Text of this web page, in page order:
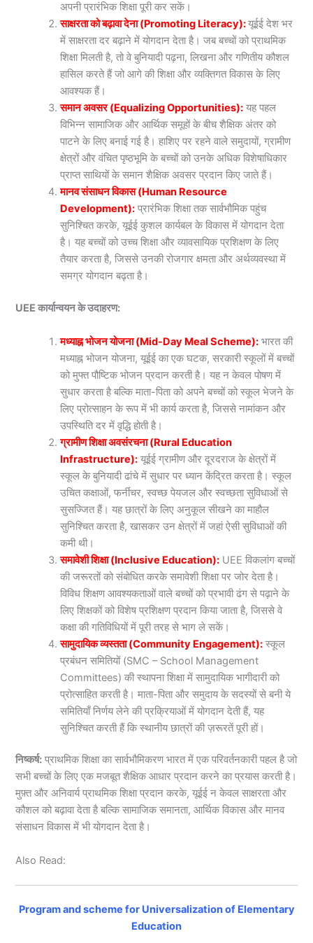
अपनी प्रारंभिक शिक्षा पूरी कर सकें।
साक्षरता को बढ़ावा देना (Promoting Literacy):यूईई देश भर
में साक्षरता दर बढ़ाने में योगदान देता है। जब बच्चों को प्राथमिक
शिक्षा मिलती है, तो वे बुनियादी पढ़ना, लिखना और गणितीय कौशल
हासिल करते हैं जो आगे की शिक्षा और व्यक्तिगत विकास के लिए
आवश्यक हैं।
समान अवसर (Equalizing Opportunities): यह पहल
विभिन्न सामाजिक और आर्थिक समूहों के बीच शैक्षिक अंतर को
पाटने के लिए बनाई गई है। हाशिए पर रहने वाले समुदायों, ग्रामीण
क्षेत्रों और वंचित पृष्ठभूमि के बच्चों को उनके अधिक विशेषाधिकार
प्राप्त साथियों के समान शैक्षिक अवसर प्रदान किए जाते हैं।
मानव संसाधन विकास (Human Resource
Development): प्रारंभिक शिक्षा तक सार्वभौमिक पहुंच
सुनिश्चित करके, यूईई कुशल कार्यबल के विकास में योगदान देता
है। यह बच्चों को उच्च शिक्षा और व्यावसायिक प्रशिक्षण के लिए
तैयार करता है, जिससे उनकी रोजगार क्षमता और अर्थव्यवस्था में
समग्र योगदान बढ़ता है।
UEE कार्यान्वयन के उदाहरण:
मध्याह्न भोजन योजना (Mid-Day Meal Scheme): भारत की
मध्याह्न भोजन योजना, यूईई का एक घटक, सरकारी स्कूलों में बच्चों
को मुफ्त पौष्टिक भोजन प्रदान करती है। यह न केवल पोषण में
सुधार करता है बल्कि माता-पिता को अपने बच्चों को स्कूल भेजने के
लिए प्रोत्साहन के रूप में भी कार्य करता है, जिससे नामांकन और
उपस्थिति दर में वृद्धि होती है।
ग्रामीण शिक्षा अवसंरचना (Rural Education
Infrastructure): यूईई ग्रामीण और दूरदराज के क्षेत्रों में
स्कूल के बुनियादी ढांचे में सुधार पर ध्यान केंद्रित करता है। स्कूल
उचित कक्षाओं, फर्नीचर, स्वच्छ पेयजल और स्वच्छता सुविधाओं से
सुसज्जित हैं। यह छात्रों के लिए अनुकूल सीखने का माहौल
सुनिश्चित करता है, खासकर उन क्षेत्रों में जहां ऐसी सुविधाओं की
कमी थी।
समावेशी शिक्षा (Inclusive Education): UEE विकलांग बच्चों
की जरूरतों को संबोधित करके समावेशी शिक्षा पर जोर देता है।
विविध शिक्षण आवश्यकताओं वाले बच्चों को प्रभावी ढंग से पढ़ाने के
लिए शिक्षकों को विशेष प्रशिक्षण प्रदान किया जाता है, जिससे वे
कक्षा की गतिविधियों में पूरी तरह से भाग ले सकें।
सामुदायिक व्यस्तता (Community Engagement): स्कूल
प्रबंधन समितियों (SMC – School Management
Committees) की स्थापना शिक्षा में सामुदायिक भागीदारी को
प्रोत्साहित करती है। माता-पिता और समुदाय के सदस्यों से बनी ये
समितियाँ निर्णय लेने की प्रक्रियाओं में योगदान देती हैं, यह
सुनिश्चित करती हैं कि स्थानीय छात्रों की ज़रूरतें पूरी हों।
निष्कर्ष: प्राथमिक शिक्षा का सार्वभौमिकरण भारत में एक परिवर्तनकारी पहल है जो
सभी बच्चों के लिए एक मजबूत शैक्षिक आधार प्रदान करने का प्रयास करती है।
मुफ़्त और अनिवार्य प्राथमिक शिक्षा प्रदान करके, यूईई न केवल साक्षरता और
कौशल को बढ़ावा देता है बल्कि सामाजिक समानता, आर्थिक विकास और मानव
संसाधन विकास में भी योगदान देता है।
Also Read:
Program and scheme for Universalization of Elementary
Education